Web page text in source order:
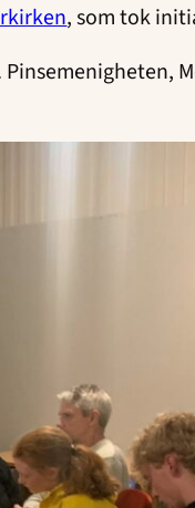
, som tok